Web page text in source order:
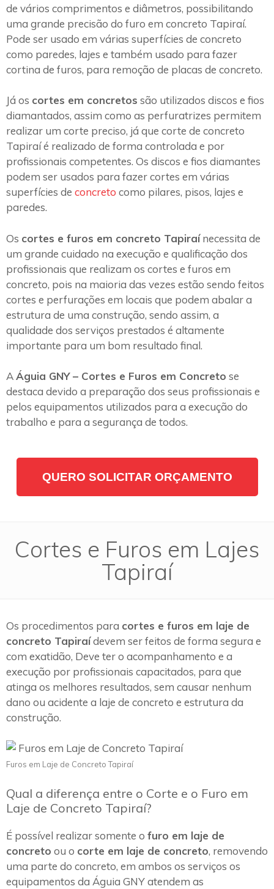
de vários comprimentos e diâmetros, possibilitando
uma grande precisão do furo em concreto Tapiraí.
Pode ser usado em várias superfícies de concreto
como paredes, lajes e também usado para fazer
cortina de furos, para remoção de placas de concreto.
Já os cortes em concretos são utilizados discos e fios
diamantados, assim como as perfuratrizes permitem
realizar um corte preciso, já que corte de concreto
Tapiraí é realizado de forma controlada e por
profissionais competentes. Os discos e fios diamantes
podem ser usados para fazer cortes em várias
superfícies de concreto como pilares, pisos, lajes e
paredes.
Os cortes e furos em concreto Tapiraínecessita de
um grande cuidado na execução e qualificação dos
profissionais que realizam os cortes e furos em
concreto, pois na maioria das vezes estão sendo feitos
cortes e perfurações em locais que podem abalar a
estrutura de uma construção, sendo assim, a
qualidade dos serviços prestados é altamente
importante para um bom resultado final.
AÁguia GNY – Cortes e Furos em Concreto se
destaca devido a preparação dos seus profissionais e
pelos equipamentos utilizados para a execução do
trabalho e para a segurança de todos.
QUERO SOLICITAR ORÇAMENTO
Cortes e Furos em Lajes
Tapiraí
Os procedimentos para cortes e furos em laje de
concreto Tapiraídevem ser feitos de forma segura e
com exatidão, Deve ter o acompanhamento e a
execução por profissionais capacitados, para que
atinga os melhores resultados, sem causar nenhum
dano ou acidente a laje de concreto e estrutura da
construção.
Furos em Laje de Concreto Tapiraí
Qual a diferença entre o Corte e o Furo em
Laje de Concreto Tapiraí?
É possível realizar somente o furo em laje de
concreto ou o corte em laje de concreto, removendo
uma parte do concreto, em ambos os serviços os
equipamentos da Águia GNY atendem as